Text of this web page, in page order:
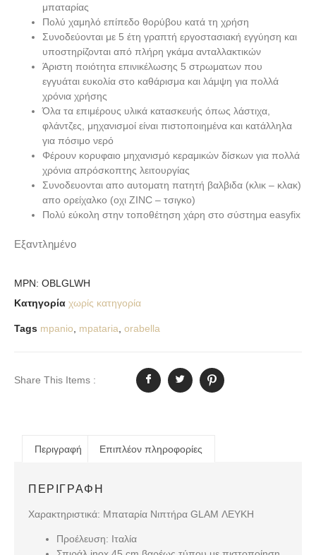
μπαταρίας
Πολύ χαμηλό επίπεδο θορύβου κατά τη χρήση
Συνοδεύονται με 5 έτη γραπτή εργοστασιακή εγγύηση και
υποστηρίζονται από πλήρη γκάμα ανταλλακτικών
Άριστη ποιότητα επινικέλωσης 5 στρωματων που
εγγυάται ευκολία στο καθάρισμα και λάμψη για πολλά
χρόνια χρήσης
Όλα τα επιμέρους υλικά κατασκευής όπως λάστιχα,
φλάντζες, μηχανισμοί είναι πιστοποιημένα και κατάλληλα
για πόσιμο νερό
Φέρουν κορυφαιο μηχανισμό κεραμικών δίσκων για πολλά
χρόνια απρόσκοπτης λειτουργίας
Συνοδευονται απο αυτοματη πατητή βαλβιδα (κλικ – κλακ)
απο ορείχαλκο (οχι ZINC – τσιγκο)
Πολύ εύκολη στην τοποθέτηση χάρη στο σύστημα easyfix
Εξαντλημένο
MPN: OBLGLWH
Κατηγορία χωρίς κατηγορία
Tags mpanio, mpataria, orabella
Share This Items :
Περιγραφή Επιπλέον πληροφορίες
ΠΕΡΙΓΡΑΦΉ
Χαρακτηριστικά: Μπαταρία Νιπτήρα GLAM ΛΕΥΚΗ
Προέλευση: Ιταλία